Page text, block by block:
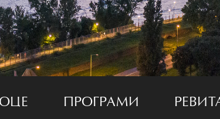
ПРОГРАМИ